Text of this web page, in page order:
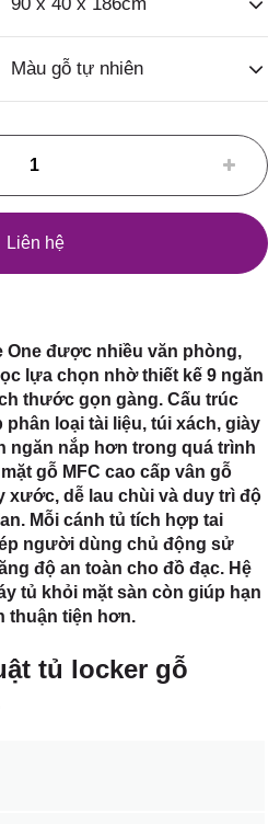
90 x 40 x 186cm
Màu gỗ tự nhiên
Liên hệ
One được nhiều văn phòng,
lựa chọn nhờ thiết kế 9 ngăn
thước gọn gàng. Cấu trúc
loại tài liệu, túi xách, giày
ngăn nắp hơn trong quá trình
gỗ MFC cao cấp vân gỗ
xước, dễ lau chùi và duy trì độ
Mỗi cánh tủ tích hợp tai
người dùng chủ động sử
độ an toàn cho đồ đạc. Hệ
tủ khỏi mặt sàn còn giúp hạn
thuận tiện hơn.
tủ locker gỗ